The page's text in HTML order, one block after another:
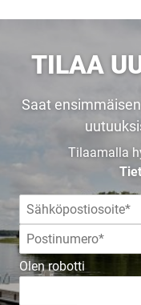
TILAA
Saat
Tilaamalla
Olen robotti